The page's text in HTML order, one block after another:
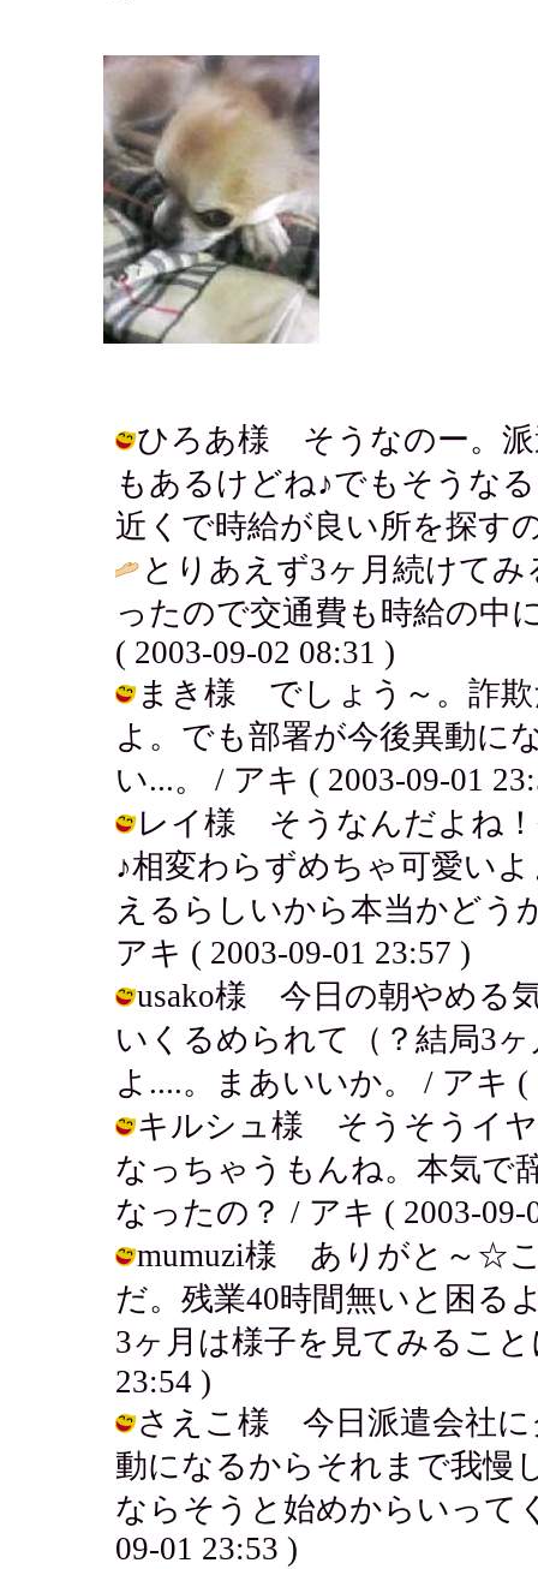
ひろあ様 そうなのー。派
もあるけどね♪でもそうな
近くで時給が良い所を探す
とりあえず3ヶ月続けて
ったので交通費も時給の中
( 2003-09-02 08:31 )
まき様 でしょう～。詐欺
よ。でも部署が今後異動に
い...。 / アキ ( 2003-09-01
レイ様 そうなんだよね！
♪相変わらずめちゃ可愛い
えるらしいから本当かどう
アキ ( 2003-09-01 23:57 )
usako様 今日の朝やめる
いくるめられて（？結局3
よ....。まあいいか。 / アキ (
キルシュ様 そうそうイ
なっちゃうもんね。本気で
なったの？ / アキ ( 2003-09-
mumuzi様 ありがと～☆
だ。残業40時間無いと困る
3ヶ月は様子を見てみるこ
23:54 )
さえこ様 今日派遣会社に
動になるからそれまで我慢
ならそうと始めからいって
09-01 23:53 )